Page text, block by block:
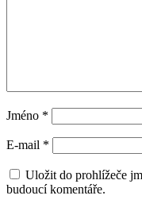
Jméno *
E-mail *
Uložit do prohlížeče
budoucí komentáře.